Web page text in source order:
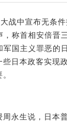
中宣布无条件
称首相安倍晋
国主义罪恶的
日本政客实现
生说，日本普